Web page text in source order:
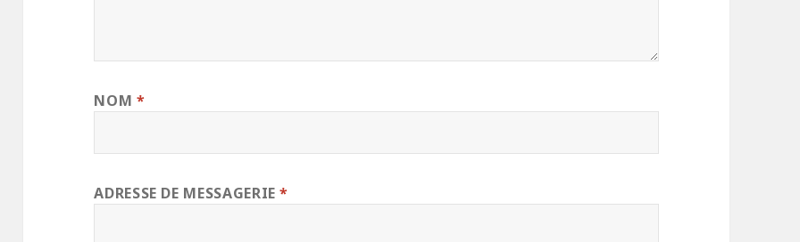
NOM *
ADRESSE DE MESSAGERIE*